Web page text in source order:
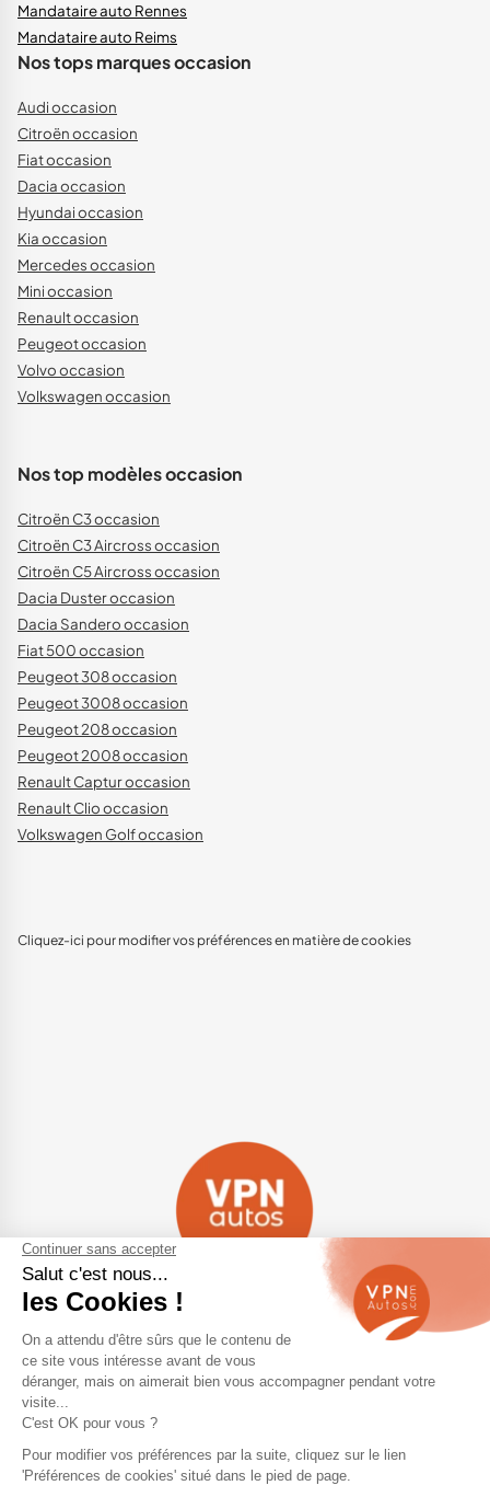
Mandataire auto Rennes
Mandataire auto Reims
Nos tops marques occasion
Audi occasion
Citroën occasion
Fiat occasion
Dacia occasion
Hyundai occasion
Kia occasion
Mercedes occasion
Mini occasion
Renault occasion
Peugeot occasion
Volvo occasion
Volkswagen occasion
Nos top modèles occasion
Citroën C3 occasion
Citroën C3 Aircross occasion
Citroën C5 Aircross occasion
Dacia Duster occasion
Dacia Sandero occasion
Fiat 500 occasion
Peugeot 308 occasion
Peugeot 3008 occasion
Peugeot 208 occasion
Peugeot 2008 occasion
Renault Captur occasion
Renault Clio occasion
Volkswagen Golf occasion
Cliquez-ici pour modifier vos préférences en matière de cookies
Navigation
Qui sommes-nous ?
Contactez-nous
VPN Autos Pro - Notre site de
voitures d'occasion pour
professionnels & marchands
Plan du site
Mentions légales
Rejoindre le réseau VPN Autos